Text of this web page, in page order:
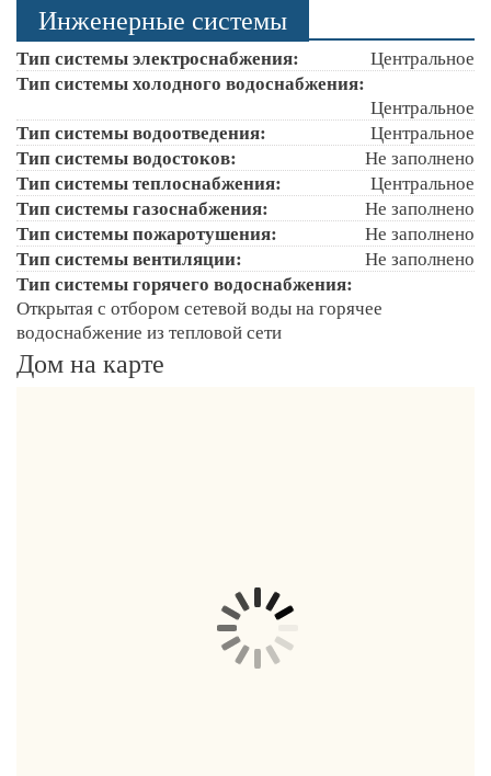
Инженерные системы
Тип системы электроснабжения: Центральное
Тип системы холодного водоснабжения:
Центральное
Тип системы водоотведения: Центральное
Тип системы водостоков: Не заполнено
Тип системы теплоснабжения: Центральное
Тип системы газоснабжения: Не заполнено
Тип системы пожаротушения: Не заполнено
Тип системы вентиляции: Не заполнено
Тип системы горячего водоснабжения:
Открытая с отбором сетевой воды на горячее
водоснабжение из тепловой сети
Дом на карте